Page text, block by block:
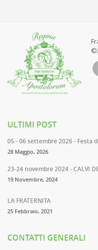
ULTIMI POST
05 - 06 settembre 2026 - Festa
28 Maggio, 2026
23-24 novembre 2024 - CALVI
19 Novembre, 2024
LA FRATERNITA
25 Febbraio, 2021
CONTATTI GENERALI